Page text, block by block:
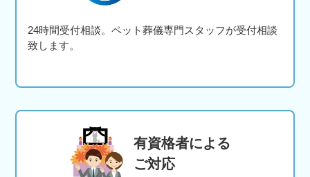
24時間受付相談。ペット葬儀専門スタッフが受付相談
致します。
有資格者による
ご対応